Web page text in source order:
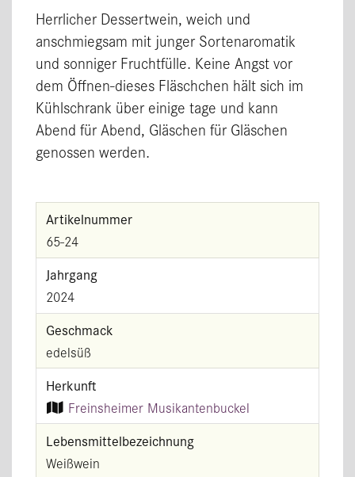
Herrlicher Dessertwein, weich und
anschmiegsam mit junger Sortenaromatik
und sonniger Fruchtfülle. Keine Angst vor
dem Öffnen-dieses Fläschchen hält sich im
Kühlschrank über einige tage und kann
Abend für Abend, Gläschen für Gläschen
genossen werden.
Artikelnummer
65-24
Jahrgang
2024
Geschmack
edelsüß
Herkunft
Freinsheimer Musikantenbuckel
Lebensmittel­bezeichnung
Weißwein